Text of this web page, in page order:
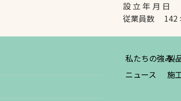
設 立 年 月 日
従業員数 142
私たちの強み
ニュース
製
施